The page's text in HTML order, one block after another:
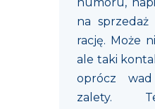
humoru,
na
rację. Może
ale taki
oprócz
zalety.